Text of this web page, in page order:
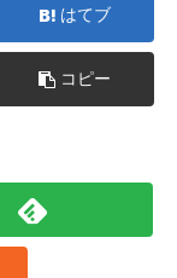
はてブ
コピー